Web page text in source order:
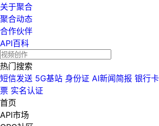
关于聚合
聚合动态
合作伙伴
API百科
热门搜索
短信发送 5G基站 身份证 AI新闻简报 银行卡
票 实名认证
首页
API市场